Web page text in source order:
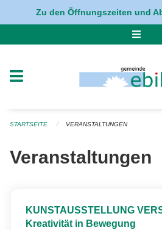
Navigation überspringen
Zu den Öffnungszeiten und
STARTSEITE VERANSTALTUNGEN
Veranstaltungen
KUNSTAUSSTELLUNG
Kreativität in Bewegung